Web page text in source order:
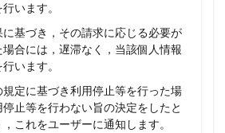
います。
基づき，その請求に応じる必要が
合には，遅滞なく，当該個人情報
います。
定に基づき利用停止等を行った場
止等を行わない旨の決定をしたと
これをユーザーに通知します。